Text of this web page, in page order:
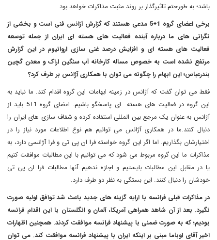
باشد؛ به طورحتم تاثیرگذار بر روند مثبت مذاکرات خواهد بود.
برخی اعضای گروه 5+1مدعی هستند که گزارش آژانس فنی است و بخشی از
نگرانی های ما درباره آینده فعالیت های هسته ای ایران از جمله توسعه
فعالیت های هسته ای و افزایش درصد غنی سازی اروانیوم در این گزارش
مرتفع نشده است به خصوص مساله کارخانه آب سنگین اراک و معدن گچین
بندرعباس؛ این ابهام را چگونه می توان با همکاری آژانس بر طرف کرد؟
فقط می توان گفت که آژانس در زمینه ابهامات این گروه اقدام کند. ما نباید به
این گروه در فعالیت های هسته ای پاسخگو باشیم. اعضای گروه 5+1 باید از
آژانس به عنوان یک مرجع بین المللی استفاده کرده و شفاف سازی های ایران را
دنبال کنند.ما در همکاری آژانس می توانیم هم نوع اطلاعات مورد نیاز را در
اختیارشان بگذاریم. اما اگر این گروه خواسته فرا ان پی تی و فرا آژانسی دارد، به
مذاکرات ما این گروه مربوط می شود که می توانیم با این مطالبات موافقت کنیم
یا در مقابل این مطالبات بایستیم و اجازه ندهیم آنها مطالبات فرا ان پی تی
خودشان را دنبال کنند. این بستگی به نظر دو طرف دارد.
در مذاکرات قبلی فرانسه با ارایه گزینه های جدید باعث شد توافق اولیه صورت
نگیرد. بعد از آن شاهد همراهی آمریکا، آلمان و انگلستان با این اقدام فرانسه
بودیم؛ که به صورت ضمنی با پیشنهاد فرانسه موافقت کردند. همچنین اظهارات
اخیر آقای اوباما مبنی بر اینکه ایران با پیشنهاد فرانسه موافقت کند. می توان